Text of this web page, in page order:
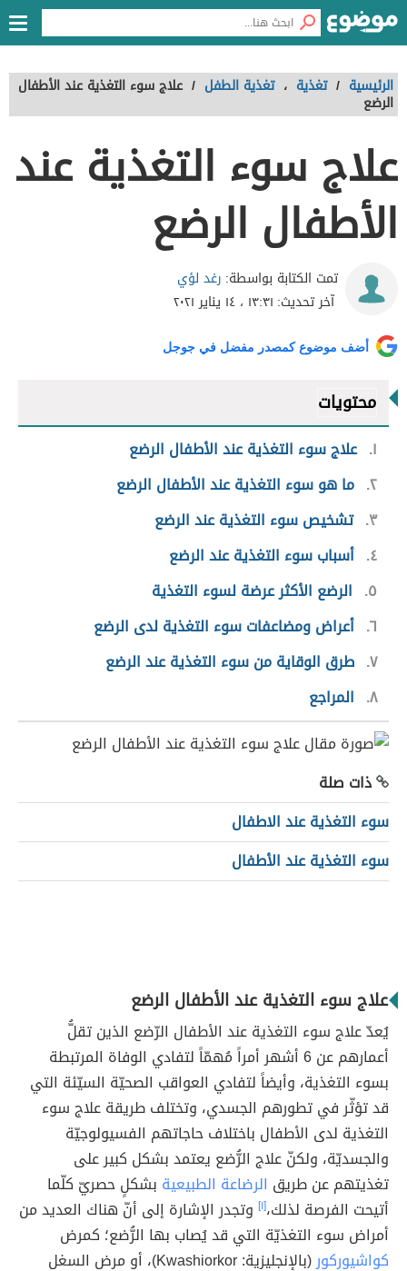
الرئيسية / تغذية ، تغذية الطفل / علاج سوء التغذية عند الأطفال
الرضع
علاج سوء التغذية عند
الأطفال الرضع
تمت الكتابة بواسطة: رغد لؤي
آخر تحديث: ١٣:٣١ ، ١٤ يناير ٢٠٢١
أضف موضوع كمصدر مفضل في جوجل
محتويات
١ علاج سوء التغذية عند الأطفال الرضع
٢ ما هو سوء التغذية عند الأطفال الرضع
٣ تشخيص سوء التغذية عند الرضع
٤ أسباب سوء التغذية عند الرضع
٥
الرضع الأكثر عرضة لسوء التغذية
٦ أعراض ومضاعفات سوء التغذية لدى الرضع
٧ طرق الوقاية من سوء التغذية عند الرضع
٨ المراجع
ذات صلة
سوء التغذية عند الاطفال
سوء التغذية عند الأطفال
علاج سوء التغذية عند الأطفال الرضع
يُعدّ علاج سوء التغذية عند الأطفال الرّضع الذين تقلُّ
أعمارهم عن 6 أشهر أمراً مُهمّاً لتفادي الوفاة المرتبطة
بسوء التغذية، وأيضاً لتفادي العواقب الصحيّة السيّئة التي
قد تؤثّر في تطورهم الجسدي، وتختلف طريقة علاج سوء
التغذية لدى الأطفال باختلاف حاجاتهم الفسيولوجيّة
والجسديّة، ولكنّ علاج الرُّضع يعتمد بشكل كبير على
تغذيتهم عن طريق الرضاعة الطبيعية بشكلٍ حصريّ كلّما
أتيحت الفرصة لذلك،[١] وتجدر الإشارة إلى أنّ هناك العديد من
أمراض سوء التغذيّة التي قد يُصاب بها الرُّضع؛ كمرض
كواشيوركور
(بالإنجليزية: Kwashiorkor)، أو مرض السغل